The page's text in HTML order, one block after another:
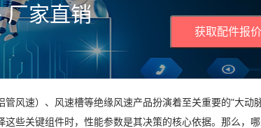
厂家直销
获取配件报价
风速）、风速槽等绝缘风速产品扮演着至关重要的"大动
些关键组件时，性能参数是其决策的核心依据。那么，